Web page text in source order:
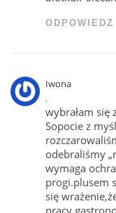
ODPOWIEDZ
Iwona
wybrałam
Sopocie z
odebraliśmy
wymaga
progi.plusem
się